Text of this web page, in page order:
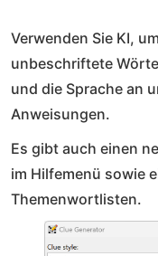
Verwenden Sie KI,
unbeschriftete
und die Sprache an
Anweisungen.
Es gibt auch einen
im Hilfemenü sowie
Themenwortlisten.